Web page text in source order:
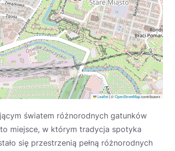
Leaflet|©OpenStreetMapcontributors
światem różnorodnych gatunków
miejsce, w którym tradycja spotyka
się przestrzenią pełną różnorodnych